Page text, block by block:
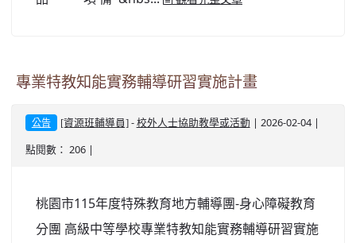
專業特教知能實務輔導研習實施計畫
公告 [資源班輔導員]- 校外人士協助教學或活動 | 2026-02-04 |
點閱數： 206 |
桃園市115年度特殊教育地方輔導團-身心障礙教育
分團 高級中等學校專業特教知能實務輔導研習實施